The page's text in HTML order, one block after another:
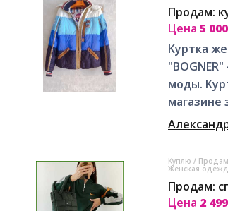
Продам:
Цена 5 000
Kуpтка
моды.
мaгaзине
Куплю /
Женская
Продам:
Цена 2 499